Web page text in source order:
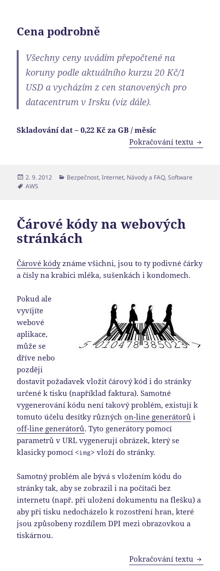
Cena podrobně
Všechny ceny uvádím přepočtené na
koruny podle aktuálního kurzu 20 Kč/1
USD a vycházím z cen stanovených pro
datacentrum v Irsku (viz dále).
Skladování dat – 0,22 Kč za GB / měsíc
Pokračování textu
Publikováno:
2. 9. 2012 Rubriky:
Bezpečnost,Internet, Návody a FAQ,Software
Štítky:
AWS
Čárové kódy na webových
stránkách
Čárové kódyznáme všichni, jsou to ty podivné čárky
a čísly na krabici mléka, sušenkách i kondomech.
Pokud ale
vyvíjíte
webové
aplikace,
může se
dříve nebo
později
dostavit požadavek vložit čárový kód i do stránky
určené k tisku (například faktura). Samotné
vygenerování kódu není takový problém, existují k
tomuto účelu desítky různýchon-line generátorů i
off-line generátorů. Tyto generátory pomocí
parametrů v URL vygenerují obrázek, který se
klasicky pomocí<img> vloží do stránky.
Samotný problém ale bývá s vložením kódu do
stránky tak, aby se zobrazil i na počítači bez
internetu (např. při uložení dokumentu na flešku) a
aby při tisku nedocházelo k rozostření hran, které
jsou způsobeny rozdílem DPI mezi obrazovkou a
tiskárnou.
Pokračování textu